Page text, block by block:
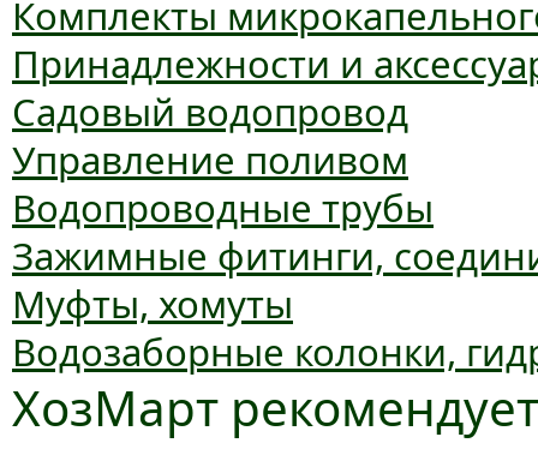
Комплекты
Принадлежности и
Садовый водопровод
Управление поливом
Водопроводные трубы
Зажимные фитинги,
Муфты, хомуты
Водозаборные колонки,
ХозМарт рекомендует